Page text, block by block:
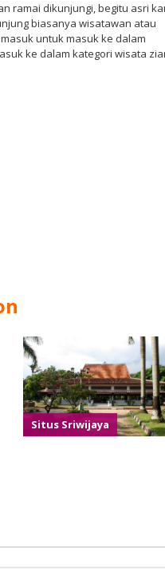
ramai dikunjungi, begitu asri
biasanya wisatawan atau
untuk masuk ke dalam
ke dalam kategori wisata
Situs Sriwijaya